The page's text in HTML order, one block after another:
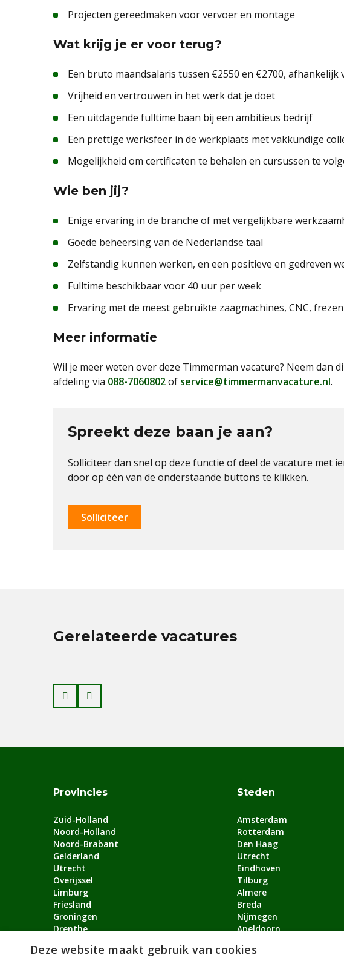
Projecten gereedmaken voor vervoer en montage
Wat krijg je er voor terug?
Een bruto maandsalaris tussen €2550 en €2700,
Vrijheid en vertrouwen in het werk dat je doet
Een uitdagende fulltime baan bij een ambitieus bedrijf
Een prettige werksfeer in de werkplaats met vakkundige
Mogelijkheid om certificaten te behalen en cursussen te
Wie ben jij?
Enige ervaring in de branche of met vergelijkbare
Goede beheersing van de Nederlandse taal
Zelfstandig kunnen werken, en een positieve en gedreven
Fulltime beschikbaar voor 40 uur per week
Ervaring met de meest gebruikte zaagmachines, CNC,
Meer informatie
Wil je meer weten over deze Timmerman vacature? Neem dan
afdeling via 088-7060802of service@timmermanvacature.nl.
Spreekt deze baan je aan?
Solliciteer dan snel op deze functie of deel de vacature met
door op één van de onderstaande buttons te klikken.
Solliciteer
Gerelateerde vacatures
Prev
Provincies
Zuid-Holland
Noord-Holland
Noord-Brabant
Gelderland
Utrecht
Overijssel
Limburg
Friesland
Groningen
Drenthe
Zeeland
Steden
Amsterdam
Rotterdam
Den Haag
Utrecht
Eindhoven
Tilburg
Almere
Breda
Nijmegen
Apeldoorn
Bekijk alle steden
Deze website maakt gebruik van cookies